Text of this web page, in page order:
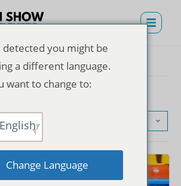
detected you might be
a different language.
want to change to:
English
Change Language